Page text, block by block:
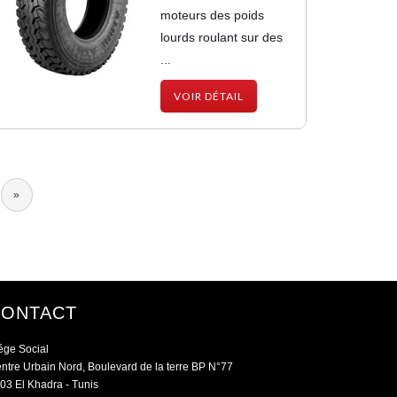
moteurs des poids
lourds roulant sur des
...
VOIR DÉTAIL
Dernière
»
Social
Urbain Nord, Boulevard de la terre BP N°77
El Khadra - Tunis